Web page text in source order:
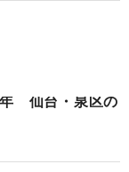
年 仙台・泉区の